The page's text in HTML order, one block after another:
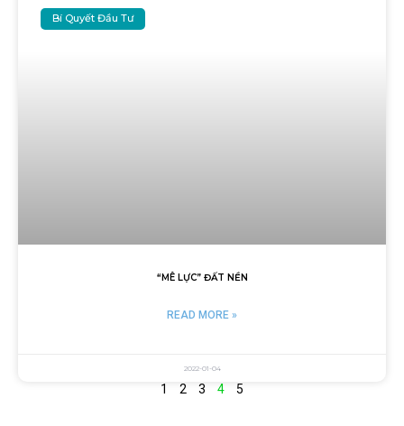
Bí Quyết Đầu Tư
“MÊ LỰC” ĐẤT NỀN
READ MORE »
2022-01-04
1 2 3 4 5